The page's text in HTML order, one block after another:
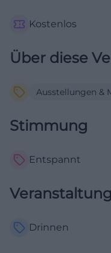
Kostenlos
Über diese
Ausstellungen &
Stimmung
Entspannt
Drinnen